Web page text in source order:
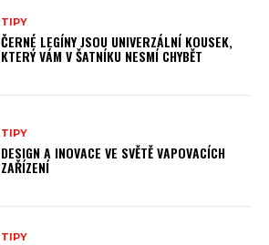
TIPY
ČERNÉ LEGÍNY JSOU UNIVERZÁLNÍ KOUSEK,
KTERÝ VÁM V ŠATNÍKU NESMÍ CHYBĚT
TIPY
DESIGN A INOVACE VE SVĚTĚ VAPOVACÍCH
ZAŘÍZENÍ
TIPY